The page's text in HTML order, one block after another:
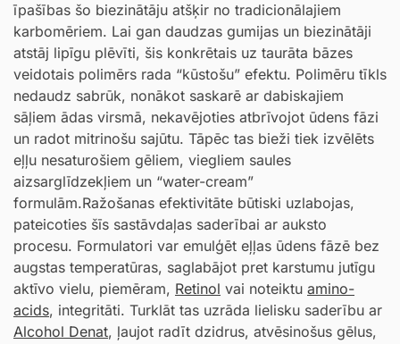
īpašības šo biezinātāju atšķir no tradicionālajiem
karbomēriem. Lai gan daudzas gumijas un biezinātāji
atstāj lipīgu plēvīti, šis konkrētais uz taurāta bāzes
veidotais polimērs rada “kūstošu” efektu. Polimēru tīkls
nedaudz sabrūk, nonākot saskarē ar dabiskajiem
sāļiem ādas virsmā, nekavējoties atbrīvojot ūdens fāzi
un radot mitrinošu sajūtu. Tāpēc tas bieži tiek izvēlēts
eļļu nesaturošiem gēliem, viegliem saules
aizsarglīdzekļiem un “water-cream”
formulām.Ražošanas efektivitāte būtiski uzlabojas,
pateicoties šīs sastāvdaļas saderībai ar auksto
procesu. Formulatori var emulģēt eļļas ūdens fāzē bez
augstas temperatūras, saglabājot pret karstumu jutīgu
aktīvo vielu, piemēram, Retinol vai noteiktu amino-
acids, integritāti. Turklāt tas uzrāda lielisku saderību ar
Alcohol Denat, ļaujot radīt dzidrus, atvēsinošus gēlus,